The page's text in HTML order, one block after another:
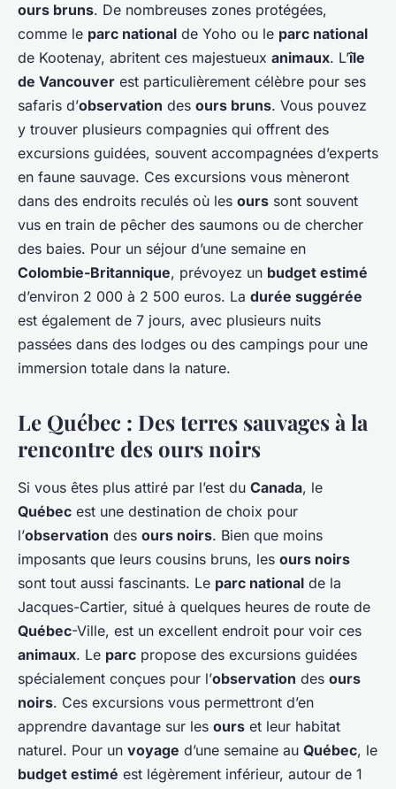
ours bruns. De nombreuses zones protégées,
comme le parc national de Yoho ou le parc national
de Kootenay, abritent ces majestueux animaux. L’île
de Vancouver est particulièrement célèbre pour ses
safaris d’observation des ours bruns. Vous pouvez
y trouver plusieurs compagnies qui offrent des
excursions guidées, souvent accompagnées d’experts
en faune sauvage. Ces excursions vous mèneront
dans des endroits reculés où les ours sont souvent
vus en train de pêcher des saumons ou de chercher
des baies. Pour un séjour d’une semaine en
Colombie-Britannique, prévoyez un budget estimé
d’environ 2 000 à 2 500 euros. La durée suggérée
est également de 7 jours, avec plusieurs nuits
passées dans des lodges ou des campings pour une
immersion totale dans la nature.
Le Québec : Des terres sauvages à la
rencontre des ours noirs
Si vous êtes plus attiré par l’est du Canada, le
Québec est une destination de choix pour
l’observation des ours noirs. Bien que moins
imposants que leurs cousins bruns, les ours noirs
sont tout aussi fascinants. Le parc national de la
Jacques-Cartier, situé à quelques heures de route de
Québec-Ville, est un excellent endroit pour voir ces
animaux. Le parc propose des excursions guidées
spécialement conçues pour l’observation des ours
noirs. Ces excursions vous permettront d’en
apprendre davantage sur les ours et leur habitat
naturel. Pour un voyage d’une semaine au Québec, le
budget estimé est légèrement inférieur, autour de 1